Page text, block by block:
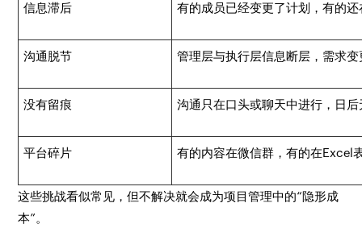
信息滞后 有的成员已经变更了计划，有的
沟通脱节 管理层与执行层信息断层，需求
没有留痕 沟通只在口头或聊天中进行，日
平台碎片 有的内容在微信群，有的在Excel
这些挑战看似常见，但不解决就会成为项目管理中的“隐形成
本”。